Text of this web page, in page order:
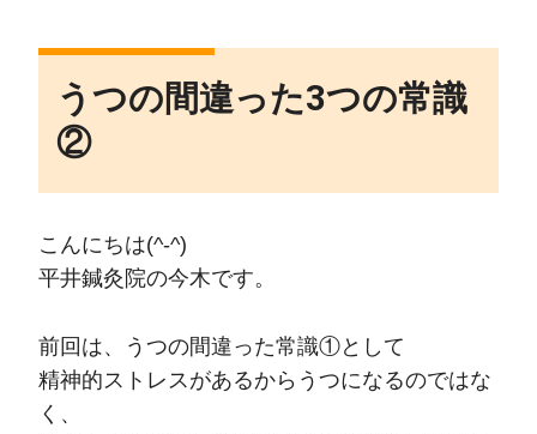
うつの間違った3つの常識
②
こんにちは(^-^)
平井鍼灸院の今木です。
前回は、うつの間違った常識①として
精神的ストレスがあるからうつになるのではな
く、